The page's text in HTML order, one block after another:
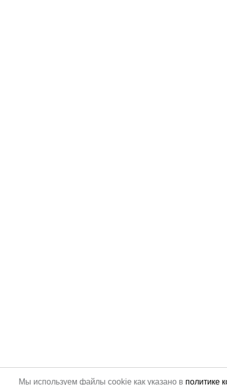
Мы используем файлы cookie как указано в политике